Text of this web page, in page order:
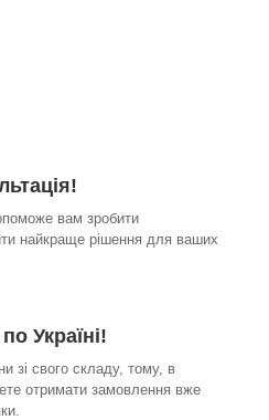
вам зробити
найкраще рішення для ваших
Україні!
зі свого складу, тому, в
отримати замовлення вже